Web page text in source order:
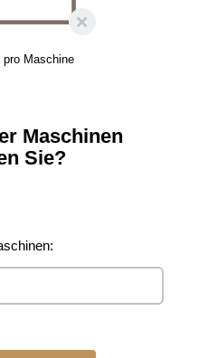
Maschine
Maschinen
Sie?